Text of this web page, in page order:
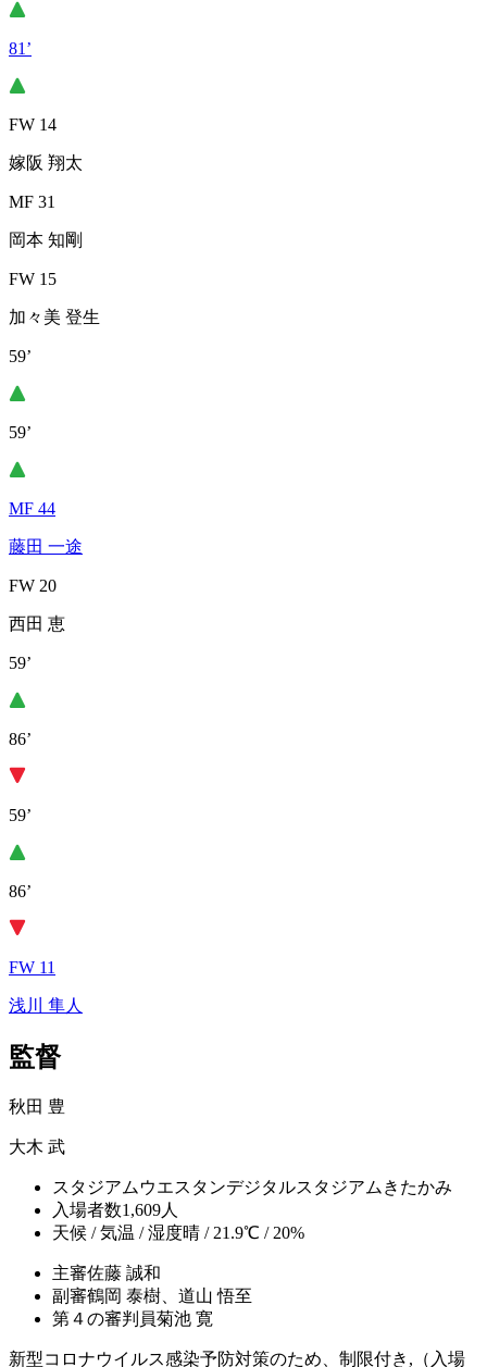
81’
FW 14
嫁阪 翔太
MF 31
岡本 知剛
FW 15
加々美 登生
59’
59’
MF 44
藤田 一途
FW 20
西田 恵
59’
86’
59’
86’
FW 11
浅川 隼人
監督
秋田 豊
大木 武
スタジアム ウエスタンデジタルスタジアムきたかみ
入場者数1,609人
天候 / 気温 / 湿度晴 / 21.9℃ / 20%
主審佐藤 誠和
副審鶴岡 泰樹、道山 悟至
第４の審判員菊池 寛
新型コロナウイルス感染予防対策のため、制限付き,（入場